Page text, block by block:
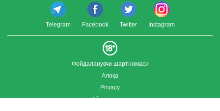
Telegram Facebook Twitter Instagram
Фойдаланувчи шартномаси
Алоқа
Privacy
Тўлиқ версия